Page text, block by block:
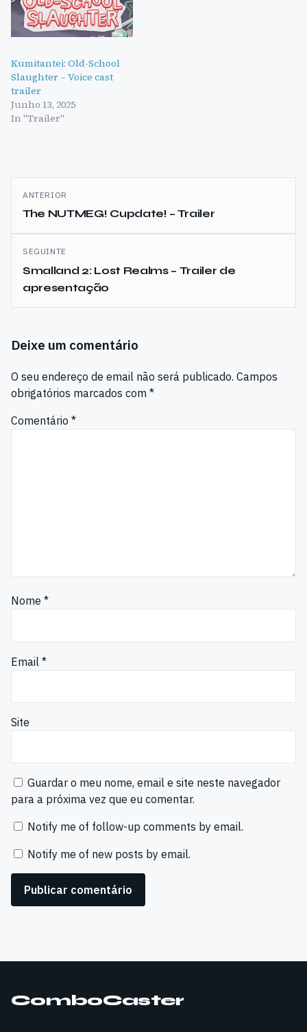
Kumitantei: Old-School
Slaughter – Voice cast
trailer
Junho 13, 2025
In "Trailer"
Navegação
de
artigos
ANTERIOR
The NUTMEG! Cupdate! – Trailer
SEGUINTE
Smalland 2: Lost Realms – Trailer de
apresentação
Deixe um comentário
O seu endereço de email não será publicado. Campos
obrigatórios marcados com *
Comentário *
Nome *
Email *
Site
Guardar o meu nome, email e site neste navegador
para a próxima vez que eu comentar.
Notify me of follow-up comments by email.
Notify me of new posts by email.
ComboCaster